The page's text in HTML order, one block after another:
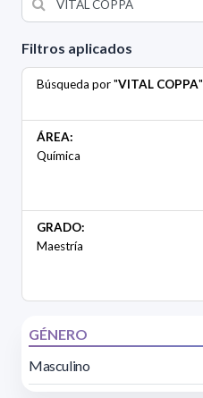
Filtros aplicados
Búsqueda por "VITAL COPPA"
ÁREA:
Química
GRADO:
Maestría
GÉNERO
Masculino